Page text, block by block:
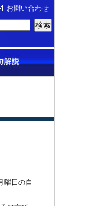
お問い合わせ
日の自